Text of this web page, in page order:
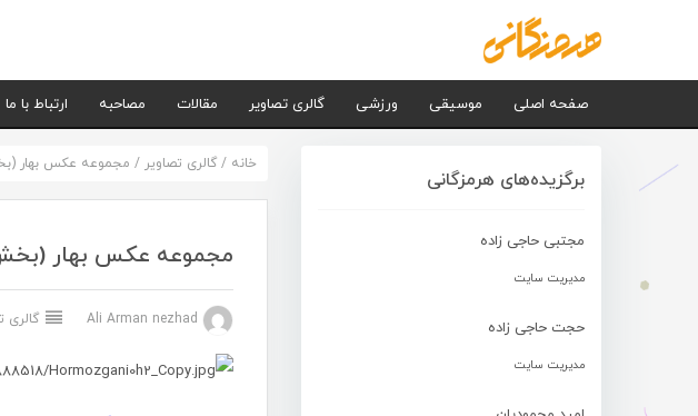
صفحه اصلی موسیقی ورزشی گالری تصاویر مقالات مصاحبه ارتباط با ما
برگزیده‌های هرمزگانی
مجتبی حاجی زاده
مدیریت سایت
حجت حاجی زاده
مدیریت سایت
خانه / گالری تصاویر / مجموعه عکس بهار
مجموعه عکس بهار
گالری